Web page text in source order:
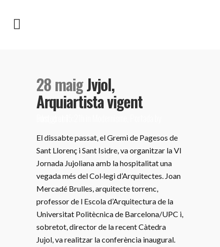
28 maigJvjol,
Arquiartista vigent
El dissabte passat, el Gremi de Pagesos de
Sant Llorenç i Sant Isidre, va organitzar la VI
Jornada Jujoliana amb la hospitalitat una
vegada més del Col·legi d’Arquitectes. Joan
Mercadé Brulles, arquitecte torrenc,
professor de l Escola d’Arquitectura de la
Universitat Politècnica de Barcelona/UPC i,
sobretot, director de la recent Càtedra
Jujol, va realitzar la conferència inaugural.